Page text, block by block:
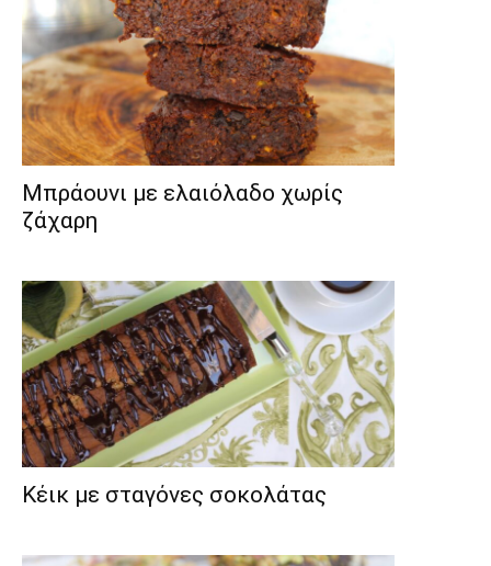
Μπράουνι με ελαιόλαδο χωρίς
ζάχαρη
Κέικ με σταγόνες σοκολάτας